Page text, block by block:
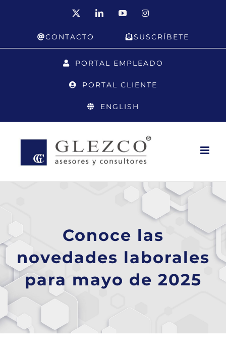
LinkedInYouTubeInstagram
CONTACTO SUSCRÍBETE
PORTAL EMPLEADO
PORTAL CLIENTE
ENGLISH
Conoce las
novedades laborales
para mayo de 2025